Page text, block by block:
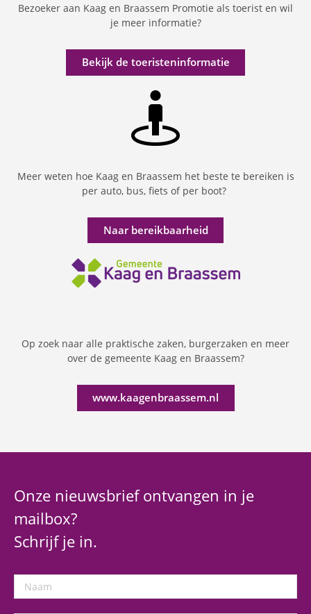
Bezoeker aan Kaag en Braassem Promotie als toerist en wil
je meer informatie?
Bekijk de toeristeninformatie
Meer weten hoe Kaag en Braassem het beste te bereiken is
per auto, bus, fiets of per boot?
Naar bereikbaarheid
Op zoek naar alle praktische zaken, burgerzaken en meer
over de gemeente Kaag en Braassem?
www.kaagenbraassem.nl
Onze nieuwsbrief ontvangen in je
mailbox?
Schrijf je in.
Naam